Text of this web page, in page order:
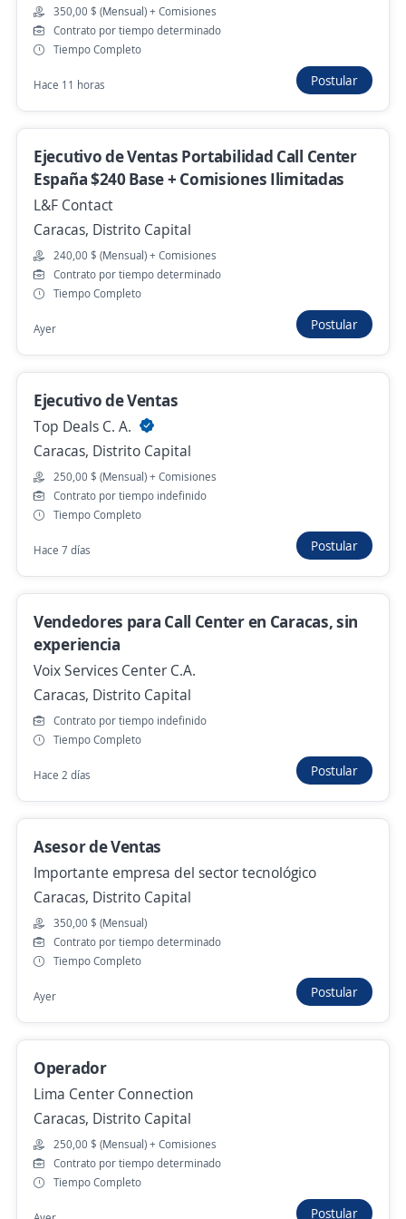
Ejecutivo Comercial Senior Sector
Farmacéutico
4.000.000,00 $ (Mensual)
Ayer
Empleo destacado
Trabajo estable + Buen salario
Reconocida empresa
Caracas, Distrito Capital
Ayer
Empleo destacado
Ejecutivos de Atención al Cliente
Importante empresa del sector
Caracas, Distrito Capital
190,00 $ (Mensual)
Prosein,CA
Caracas, Distrito Capital
Buscamos Ejecutivos de Call Center /
Campaña Portabilidad
PRC CONNECT LLC
Ayer
Ejecutivo de Ventas Caracas La Urbina
4,4
Zoom International Services
Caracas, Distrito Capital
Ayer
Anterior
Nuevas ofertas de empleo
350,00 $ (Mensual) + Comisiones
Contrato por tiempo determinado
Tiempo Completo
Hace 11 horas Postular
Ejecutivo de Ventas Portabilidad Call Center
España $240 Base + Comisiones Ilimitadas
L&F Contact
Caracas, Distrito Capital
240,00 $ (Mensual) + Comisiones
Contrato por tiempo determinado
Tiempo Completo
Ayer Postular
Ejecutivo de Ventas
Top Deals C. A.
Caracas, Distrito Capital
250,00 $ (Mensual) + Comisiones
Contrato por tiempo indefinido
Tiempo Completo
Hace 7 días Postular
Vendedores para Call Center en Caracas, sin
experiencia
Voix Services Center C.A.
Caracas, Distrito Capital
Contrato por tiempo indefinido
Tiempo Completo
Hace 2 días Postular
Asesor de Ventas
Importante empresa del sector tecnológico
Caracas, Distrito Capital
350,00 $ (Mensual)
Contrato por tiempo determinado
Tiempo Completo
Ayer Postular
Operador
Lima Center Connection
Caracas, Distrito Capital
250,00 $ (Mensual) + Comisiones
Contrato por tiempo determinado
Tiempo Completo
Postular